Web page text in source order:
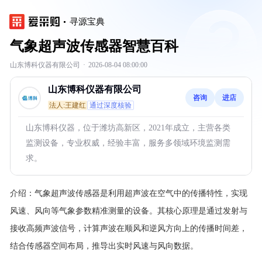
寻源宝典
气象超声波传感器智慧百科
山东博科仪器有限公司 · 2026-08-04 08:00:00
山东博科仪器有限公司
法人:王建红 通过深度核验
咨询 进店
山东博科仪器，位于潍坊高新区，2021年成立，主营各类
监测设备，专业权威，经验丰富，服务多领域环境监测需
求。
介绍： 气象超声波传感器是利用超声波在空气中的传播特性，实现
风速、风向等气象参数精准测量的设备。其核心原理是通过发射与
接收高频声波信号，计算声波在顺风和逆风方向上的传播时间差，
结合传感器空间布局，推导出实时风速与风向数据。